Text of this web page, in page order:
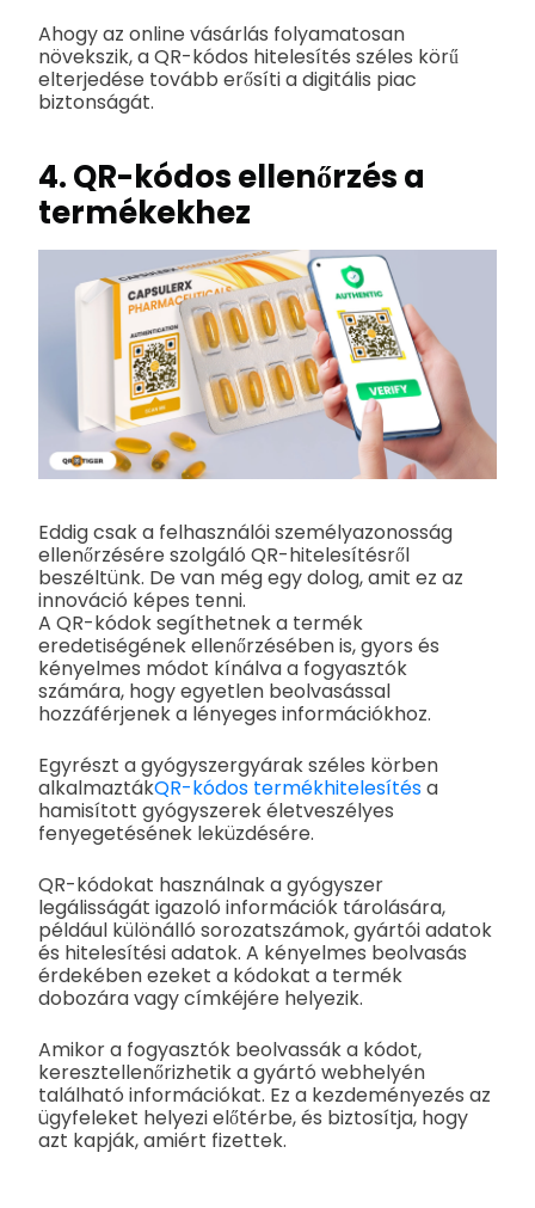
Ahogy az online vásárlás folyamatosan
növekszik, a QR-kódos hitelesítés széles körű
elterjedése tovább erősíti a digitális piac
biztonságát.
4. QR-kódos ellenőrzés a
termékekhez
Eddig csak a felhasználói személyazonosság
ellenőrzésére szolgáló QR-hitelesítésről
beszéltünk. De van még egy dolog, amit ez az
innováció képes tenni.
A QR-kódok segíthetnek a termék
eredetiségének ellenőrzésében is, gyors és
kényelmes módot kínálva a fogyasztók
számára, hogy egyetlen beolvasással
hozzáférjenek a lényeges információkhoz.
Egyrészt a gyógyszergyárak széles körben
alkalmaztákQR-kódos termékhitelesítésa
hamisított gyógyszerek életveszélyes
fenyegetésének leküzdésére.
QR-kódokat használnak a gyógyszer
legálisságát igazoló információk tárolására,
például különálló sorozatszámok, gyártói adatok
és hitelesítési adatok. A kényelmes beolvasás
érdekében ezeket a kódokat a termék
dobozára vagy címkéjére helyezik.
Amikor a fogyasztók beolvassák a kódot,
keresztellenőrizhetik a gyártó webhelyén
található információkat. Ez a kezdeményezés az
ügyfeleket helyezi előtérbe, és biztosítja, hogy
azt kapják, amiért fizettek.